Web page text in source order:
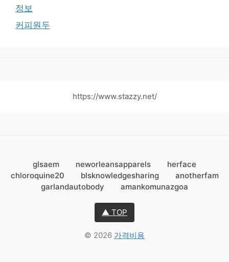
정보
커피원두
https://www.stazzy.net/
glsaem neworleansapparels
herface
chloroquine20
blsknowledgesharing
anotherfam
garlandautobody
amankomunazgoa
▲ TOP
© 2026 가격비용